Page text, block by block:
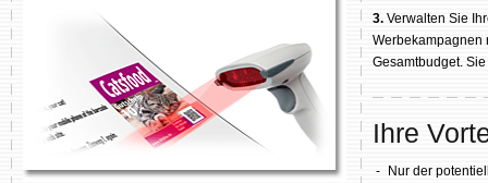
3. Verwalten Sie
Werbekampagnen
Gesamtbudget.
Ihre
-
Nur der